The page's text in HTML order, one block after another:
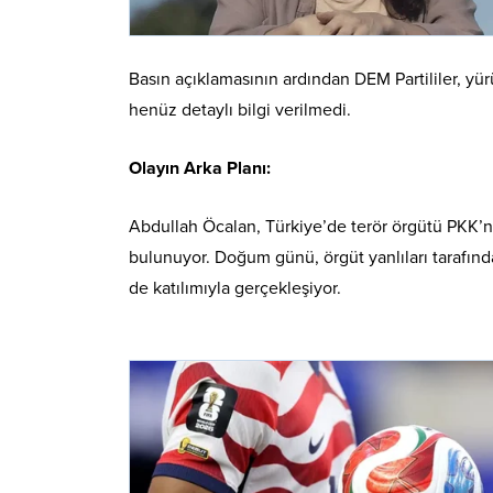
Basın açıklamasının ardından DEM Partililer,
henüz detaylı bilgi verilmedi.
Olayın Arka Planı:
Abdullah Öcalan, Türkiye’de terör örgütü
bulunuyor. Doğum günü, örgüt yanlıları
de katılımıyla gerçekleşiyor.